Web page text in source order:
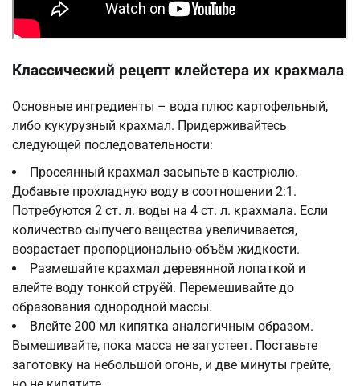
Классический рецепт клейстера их крахмала
Основные ингредиенты – вода плюс картофельный,
либо кукурузный крахмал. Придерживайтесь
следующей последовательности:
Просеянный крахмал засыпьте в кастрюлю.
Добавьте прохладную воду в соотношении 2:1.
Потребуются 2 ст. л. воды на 4 ст. л. крахмала. Если
количество сыпучего вещества увеличивается,
возрастает пропорционально объём жидкости.
Размешайте крахмал деревянной лопаткой и
влейте воду тонкой струёй. Перемешивайте до
образования однородной массы.
Влейте 200 мл кипятка аналогичным образом.
Вымешивайте, пока масса не загустеет. Поставьте
заготовку на небольшой огонь, и две минуты грейте,